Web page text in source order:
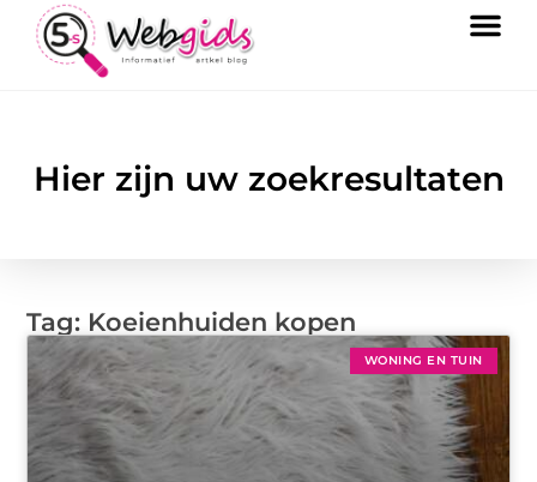
Hier zijn uw zoekresultaten
Tag: Koeienhuiden kopen
WONING EN TUIN